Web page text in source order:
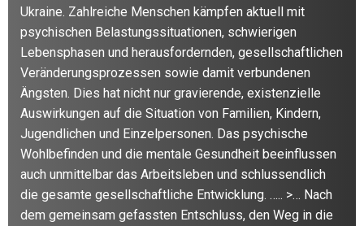
Ukraine. Zahlreiche Menschen kämpfen aktuell mit
psychischen Belastungssituationen, schwierigen
Lebensphasen und herausfordernden, gesellschaftlichen
Veränderungsprozessen sowie damit verbundenen
Ängsten. Dies hat nicht nur gravierende, existenzielle
Auswirkungen auf die Situation von Familien, Kindern,
Jugendlichen und Einzelpersonen. Das psychische
Wohlbefinden und die mentale Gesundheit beeinflussen
auch unmittelbar das Arbeitsleben und schlussendlich
die gesamte gesellschaftliche Entwicklung. ….. >… Nach
dem gemeinsam gefassten Entschluss, den Weg in die